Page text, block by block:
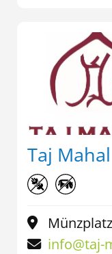
Taj Mahal
info@taj-